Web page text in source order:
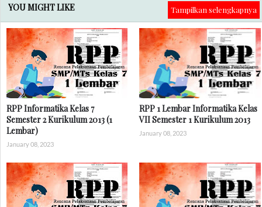
YOU MIGHT LIKE Tampilkan selengkapnya
RPP Informatika Kelas 7
Semester 2 Kurikulum 2013 (1
Lembar)
January 08, 2023
RPP 1 Lembar Informatika Kelas
VII Semester 1 Kurikulum 2013
January 08, 2023